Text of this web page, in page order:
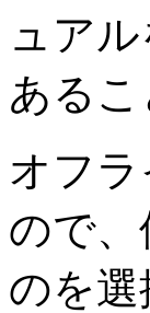
ュア
あるこ
オフ
ので
のを